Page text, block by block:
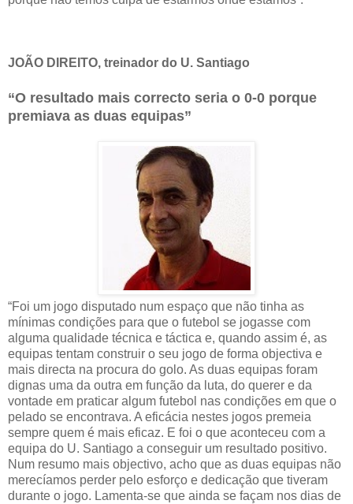
JOÃO DIREITO, treinador do U. Santiago
“O resultado mais correcto seria o 0-0 porque
premiava as duas equipas”
“Foi um jogo disputado num espaço que não tinha as
mínimas condições para que o futebol se jogasse com
alguma qualidade técnica e táctica e, quando assim é, as
equipas tentam construir o seu jogo de forma objectiva e
mais directa na procura do golo. As duas equipas foram
dignas uma da outra em função da luta, do querer e da
vontade em praticar algum futebol nas condições em que o
pelado se encontrava. A eficácia nestes jogos premeia
sempre quem é mais eficaz. E foi o que aconteceu com a
equipa do U. Santiago a conseguir um resultado positivo.
Num resumo mais objectivo, acho que as duas equipas não
merecíamos perder pelo esforço e dedicação que tiveram
durante o jogo. Lamenta-se que ainda se façam nos dias de